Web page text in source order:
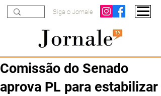
Siga o Jornale
Comissão do Senado
aprova PL para estabilizar